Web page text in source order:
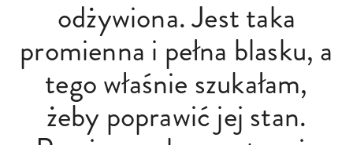
odżywiona. Jest taka
promienna i pełna blasku, a
tego właśnie szukałam,
żeby poprawić jej stan.